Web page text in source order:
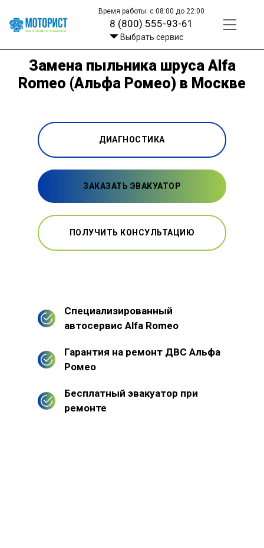
Время работы: с 08:00 до 22:00
8 (800) 555-93-61
Выбрать сервис
Замена пыльника шруса Alfa
Romeo (Альфа Ромео) в Москве
ДИАГНОСТИКА
ЗАКАЗАТЬ ЭВАКУАТОР
ПОЛУЧИТЬ КОНСУЛЬТАЦИЮ
Специализированный
автосервис Alfa Romeo
Гарантия на ремонт ДВС Альфа
Ромео
Бесплатный эвакуатор при
ремонте